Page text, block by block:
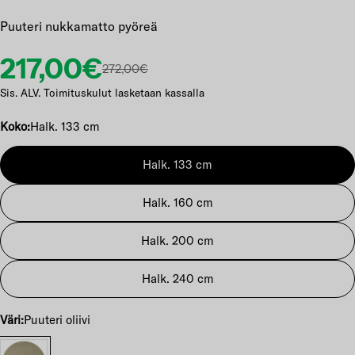
Puuteri nukkamatto pyöreä
Etuhinta
217,00€
Normaalihinta
272,00€
Sis. ALV. Toimituskulut lasketaan kassalla
Koko:Halk. 133 cm
Halk. 133 cm
Halk. 160 cm
Halk. 200 cm
Halk. 240 cm
Väri:Puuteri oliivi